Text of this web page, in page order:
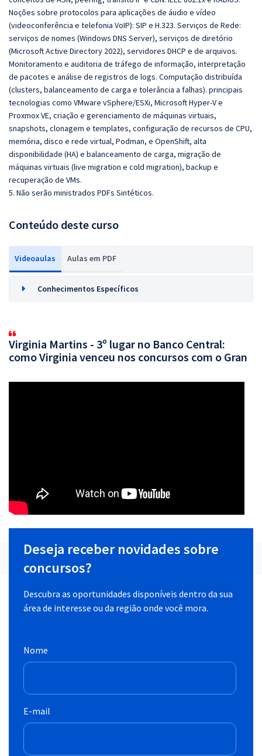
Noções sobre protocolos para aplicações de áudio e vídeo
(videoconferência e telefonia VoIP): SIP e H.323. Serviços de Rede:
serviços de nomes (Windows DNS Server), serviços de diretório
(Microsoft Active Directory 2022), servidores DHCP e de arquivos.
Monitoramento e auditoria de tráfego de informação, interpretação
de pacotes e análise de registros de logs. Computação distribuída
(clusters, balanceamento de carga e tolerância a falhas). principais
tecnologias como VMware vSphere/ESXi, Microsoft Hyper-V e
Proxmox VE, criação e gerenciamento de máquinas virtuais,
snapshots, clonagem e templates, configuração de recursos de CPU,
memória, disco e rede virtual, Podman, e OpenShift, alta
disponibilidade (HA) e balanceamento de carga, migração de
máquinas virtuais (live migration e cold migration), backup e
recuperação de VMs.
5. Não serão ministrados PDFs Sintéticos.
Conteúdo deste curso
Videoaulas Aulas em PDF
Conhecimentos Específicos
Virginia Martins - 3º lugar no Banco Central:
como Virginia venceu nos concursos com o Gran
Deseja receber novidades sobre
concursos?
Descubra as oportunidades disponíveis dentro da sua
área de interesse ou da região onde você mora.
Nome
E-mail